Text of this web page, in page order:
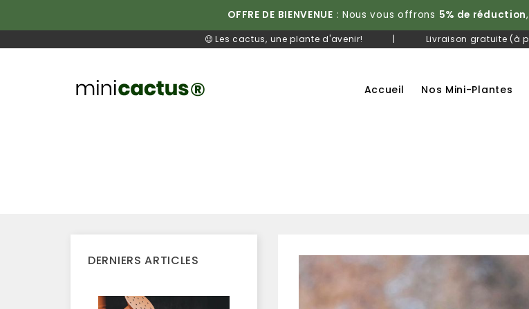
OFFRE DE BIENVENUE : Nous vous offrons 5% de réduction
Les cactus, une plante d'avenir! | Livraison gratuite (à
Accueil Nos Mini-Plantes
DERNIERS ARTICLES